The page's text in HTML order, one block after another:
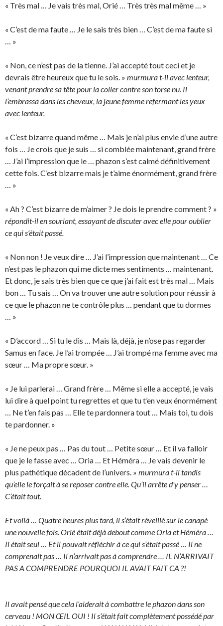
« Très mal … Je vais très mal, Orié … Très très mal même … »
« C’est de ma faute … Je le sais très bien … C’est de ma faute si
… »
« Non, ce n’est pas de la tienne. J’ai accepté tout ceci et je
devrais être heureux que tu le sois. » murmura t-il avec lenteur,
venant prendre sa tête pour la coller contre son torse nu. Il
l’embrassa dans les cheveux, la jeune femme refermant les yeux
avec lenteur.
« C’est bizarre quand même … Mais je n’ai plus envie d’une autre
fois … Je crois que je suis … si comblée maintenant, grand frère
… J’ai l’impression que le … phazon s’est calmé définitivement
cette fois. C’est bizarre mais je t’aime énormément, grand frère
… »
« Ah ? C’est bizarre de m’aimer ? Je dois le prendre comment ? »
répondit-il en souriant, essayant de discuter avec elle pour oublier
ce qui s’était passé.
« Non non ! Je veux dire … J’ai l’impression que maintenant … Ce
n’est pas le phazon qui me dicte mes sentiments … maintenant.
Et donc, je sais très bien que ce que j’ai fait est très mal … Mais
bon … Tu sais … On va trouver une autre solution pour réussir à
ce que le phazon ne te contrôle plus … pendant que tu dormes
… »
« D’accord … Si tu le dis … Mais là, déjà, je n’ose pas regarder
Samus en face. Je l’ai trompée … J’ai trompé ma femme avec ma
sœur … Ma propre sœur. »
« Je lui parlerai … Grand frère … Même si elle a accepté, je vais
lui dire à quel point tu regrettes et que tu t’en veux énormément
… Ne t’en fais pas … Elle te pardonnera tout … Mais toi, tu dois
te pardonner. »
« Je ne peux pas … Pas du tout … Petite sœur … Et il va falloir
que je le fasse avec … Oria … Et Héméra … Je vais devenir le
plus pathétique décadent de l’univers. » murmura t-il tandis
qu’elle le forçait à se reposer contre elle. Qu’il arrête d’y penser …
C’était tout.
Et voilà … Quatre heures plus tard, il s’était réveillé sur le canapé
une nouvelle fois. Orié était déjà debout comme Oria et Héméra …
Il était seul … Et il pouvait réfléchir à ce qui s’était passé … Il ne
comprenait pas … Il n’arrivait pas à comprendre … IL N’ARRIVAIT
PAS A COMPRENDRE POURQUOI IL AVAIT FAIT CA ?!
Il avait pensé que cela l’aiderait à combattre le phazon dans son
cerveau ! MON ŒIL OUI ! Il s’était fait complètement possédé par